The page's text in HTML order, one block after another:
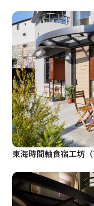
東海時間軸食宿工坊（